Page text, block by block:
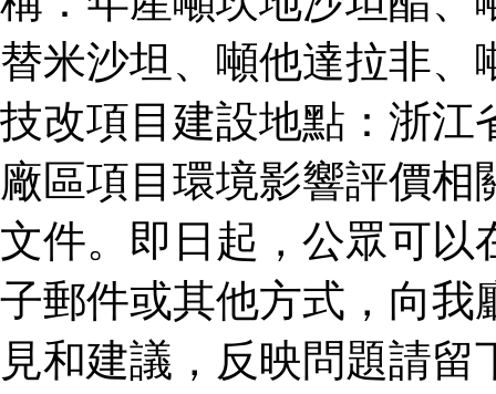
替米沙坦、噸他達拉非
技改項目建設地點：浙江
廠區項目環境影響評價
文件。即日起，公眾可以
子郵件或其他方式，向我
見和建議，反映問題請